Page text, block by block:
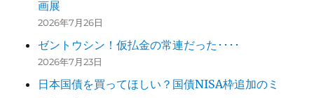
画展
2026年7月26日
ゼントウシン！仮払金の常連だった････
2026年7月23日
日本国債を買ってほしい？国債NISA枠追加のミ